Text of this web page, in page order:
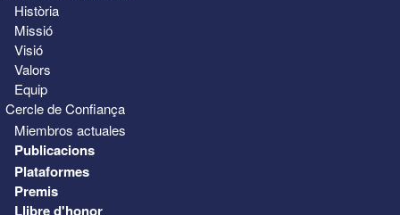
Història
Missió
Visió
Valors
Equip
Cercle de Confiança
Miembros actuales
Publicacions
Plataformes
Premis
Llibre d'honor